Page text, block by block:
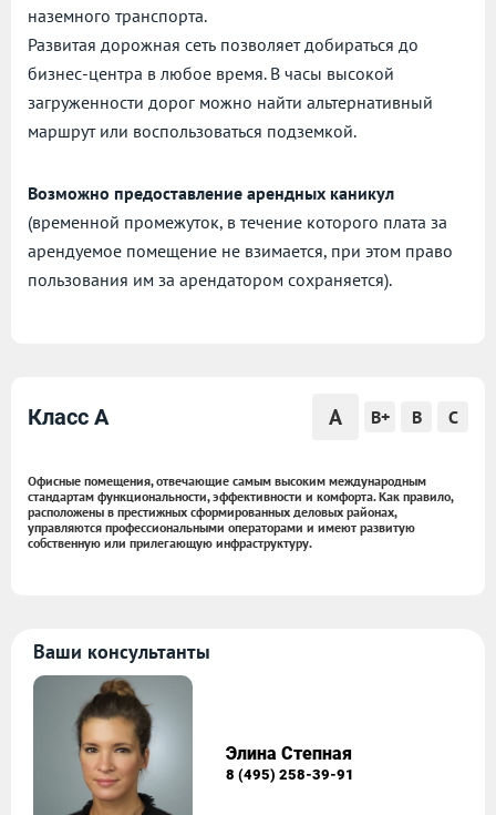
наземного транспорта.
Развитая дорожная сеть позволяет добираться до
бизнес-центра в любое время. В часы высокой
загруженности дорог можно найти альтернативный
маршрут или воспользоваться подземкой.
Возможно предоставление арендных каникул
(временной промежуток, в течение которого плата за
арендуемое помещение не взимается, при этом право
пользования им за арендатором сохраняется).
Класс A A B+ B C
Офисные помещения, отвечающие самым высоким международным
стандартам функциональности, эффективности и комфорта. Как правило,
расположены в престижных сформированных деловых районах,
управляются профессиональными операторами и имеют развитую
собственную или прилегающую инфраструктуру.
Ваши консультанты
Элина Степная
8 (495) 258-39-91